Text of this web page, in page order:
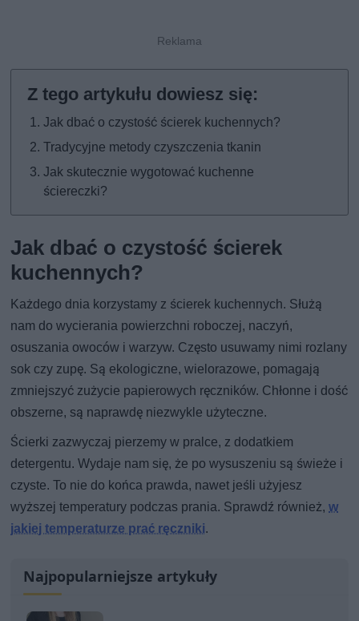
Jak dbać o czystość ścierek kuchennych?
Tradycyjne metody czyszczenia tkanin
Jak skutecznie wygotować kuchenne
ściereczki?
Jak dbać o czystość ścierek
kuchennych?
Każdego dnia korzystamy z ścierek kuchennych. Służą
nam do wycierania powierzchni roboczej, naczyń,
osuszania owoców i warzyw. Często usuwamy nimi rozlany
sok czy zupę. Są ekologiczne, wielorazowe, pomagają
zmniejszyć zużycie papierowych ręczników. Chłonne i dość
obszerne, są naprawdę niezwykle użyteczne.
Ścierki zazwyczaj pierzemy w pralce, z dodatkiem
detergentu. Wydaje nam się, że po wysuszeniu są świeże i
czyste. To nie do końca prawda, nawet jeśli użyjesz
wyższej temperatury podczas prania. Sprawdź również,w
jakiej temperaturze prać ręczniki.
Najpopularniejsze artykuły